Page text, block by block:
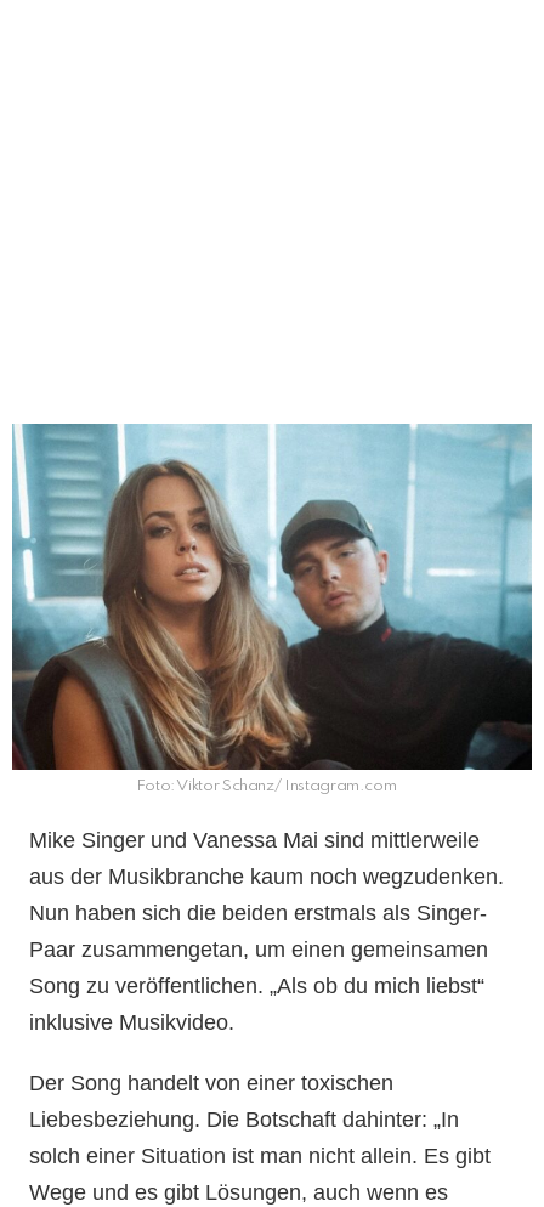
Foto: Viktor Schanz/ Instagram.com
Mike Singer und Vanessa Mai sind mittlerweile
aus der Musikbranche kaum noch wegzudenken.
Nun haben sich die beiden erstmals als Singer-
Paar zusammengetan, um einen gemeinsamen
Song zu veröffentlichen. „Als ob du mich liebst“
inklusive Musikvideo.
Der Song handelt von einer toxischen
Liebesbeziehung. Die Botschaft dahinter: „In
solch einer Situation ist man nicht allein. Es gibt
Wege und es gibt Lösungen, auch wenn es